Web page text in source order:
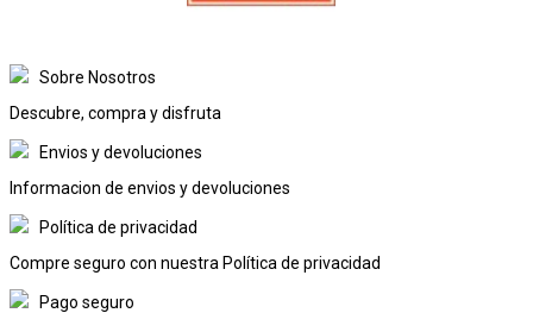
Sobre Nosotros
Descubre, compra y disfruta
Envios y devoluciones
Informacion de envios y devoluciones
Política de privacidad
Compre seguro con nuestra Política de privacidad
Pago seguro